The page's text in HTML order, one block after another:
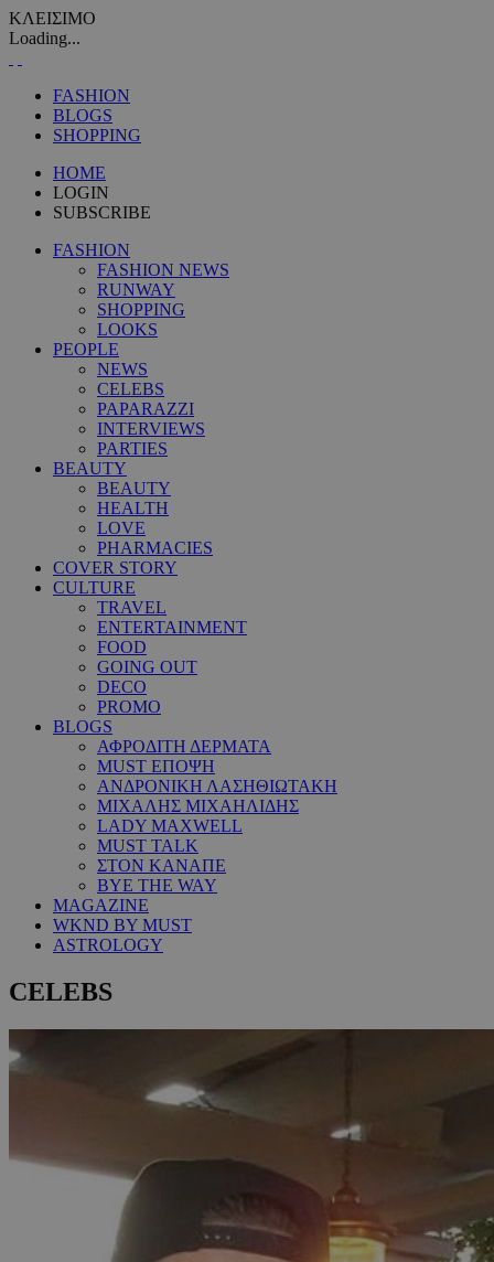
ΚΛΕΙΣΙΜΟ
Loading...
FASHION
BLOGS
SHOPPING
HOME
LOGIN
SUBSCRIBE
FASHION
FASHION NEWS
RUNWAY
SHOPPING
LOOKS
PEOPLE
NEWS
CELEBS
PAPARAZZI
INTERVIEWS
PARTIES
BEAUTY
BEAUTY
HEALTH
LOVE
PHARMACIES
COVER STORY
CULTURE
TRAVEL
ENTERTAINMENT
FOOD
GOING OUT
DECO
PROMO
BLOGS
ΑΦΡΟΔΙΤΗ ΔΕΡΜΑΤΑ
MUST ΕΠΟΨΗ
ΑΝΔΡΟΝΙΚΗ ΛΑΣΗΘΙΩΤΑΚΗ
ΜΙΧΑΛΗΣ ΜΙΧΑΗΛΙΔΗΣ
LADY MAXWELL
MUST TALK
ΣΤΟΝ ΚΑΝΑΠΕ
BYE THE WAY
MAGAZINE
WKND BY MUST
ASTROLOGY
CELEBS